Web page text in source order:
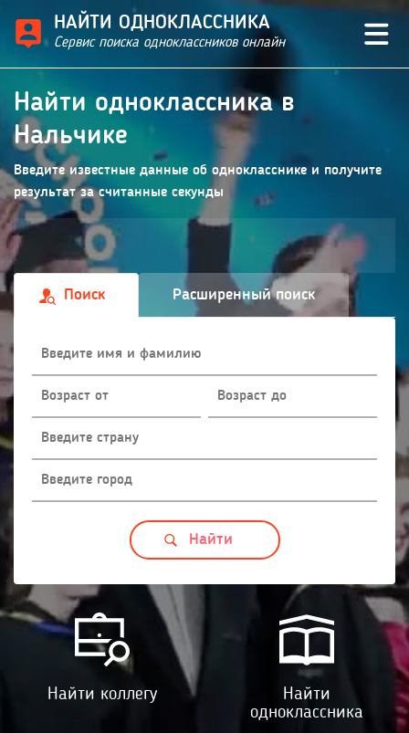
НАЙТИ ОДНОКЛАССНИКА
Сервис поиска одноклассников онлайн
Найти одноклассника в
Нальчике
Введите известные данные об однокласснике и получите
результат за считанные секунды
Поиск Расширенный поиск
Найти коллегу
Найти
одноклассника